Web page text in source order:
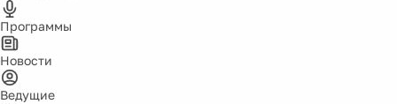
Программы
Новости
Ведущие